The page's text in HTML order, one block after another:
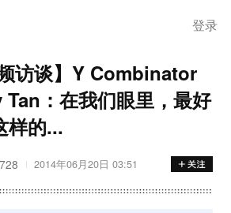
登录
访谈】Y Combinator
：在我们眼里，最好
样的...
2014年06月20日 03:51